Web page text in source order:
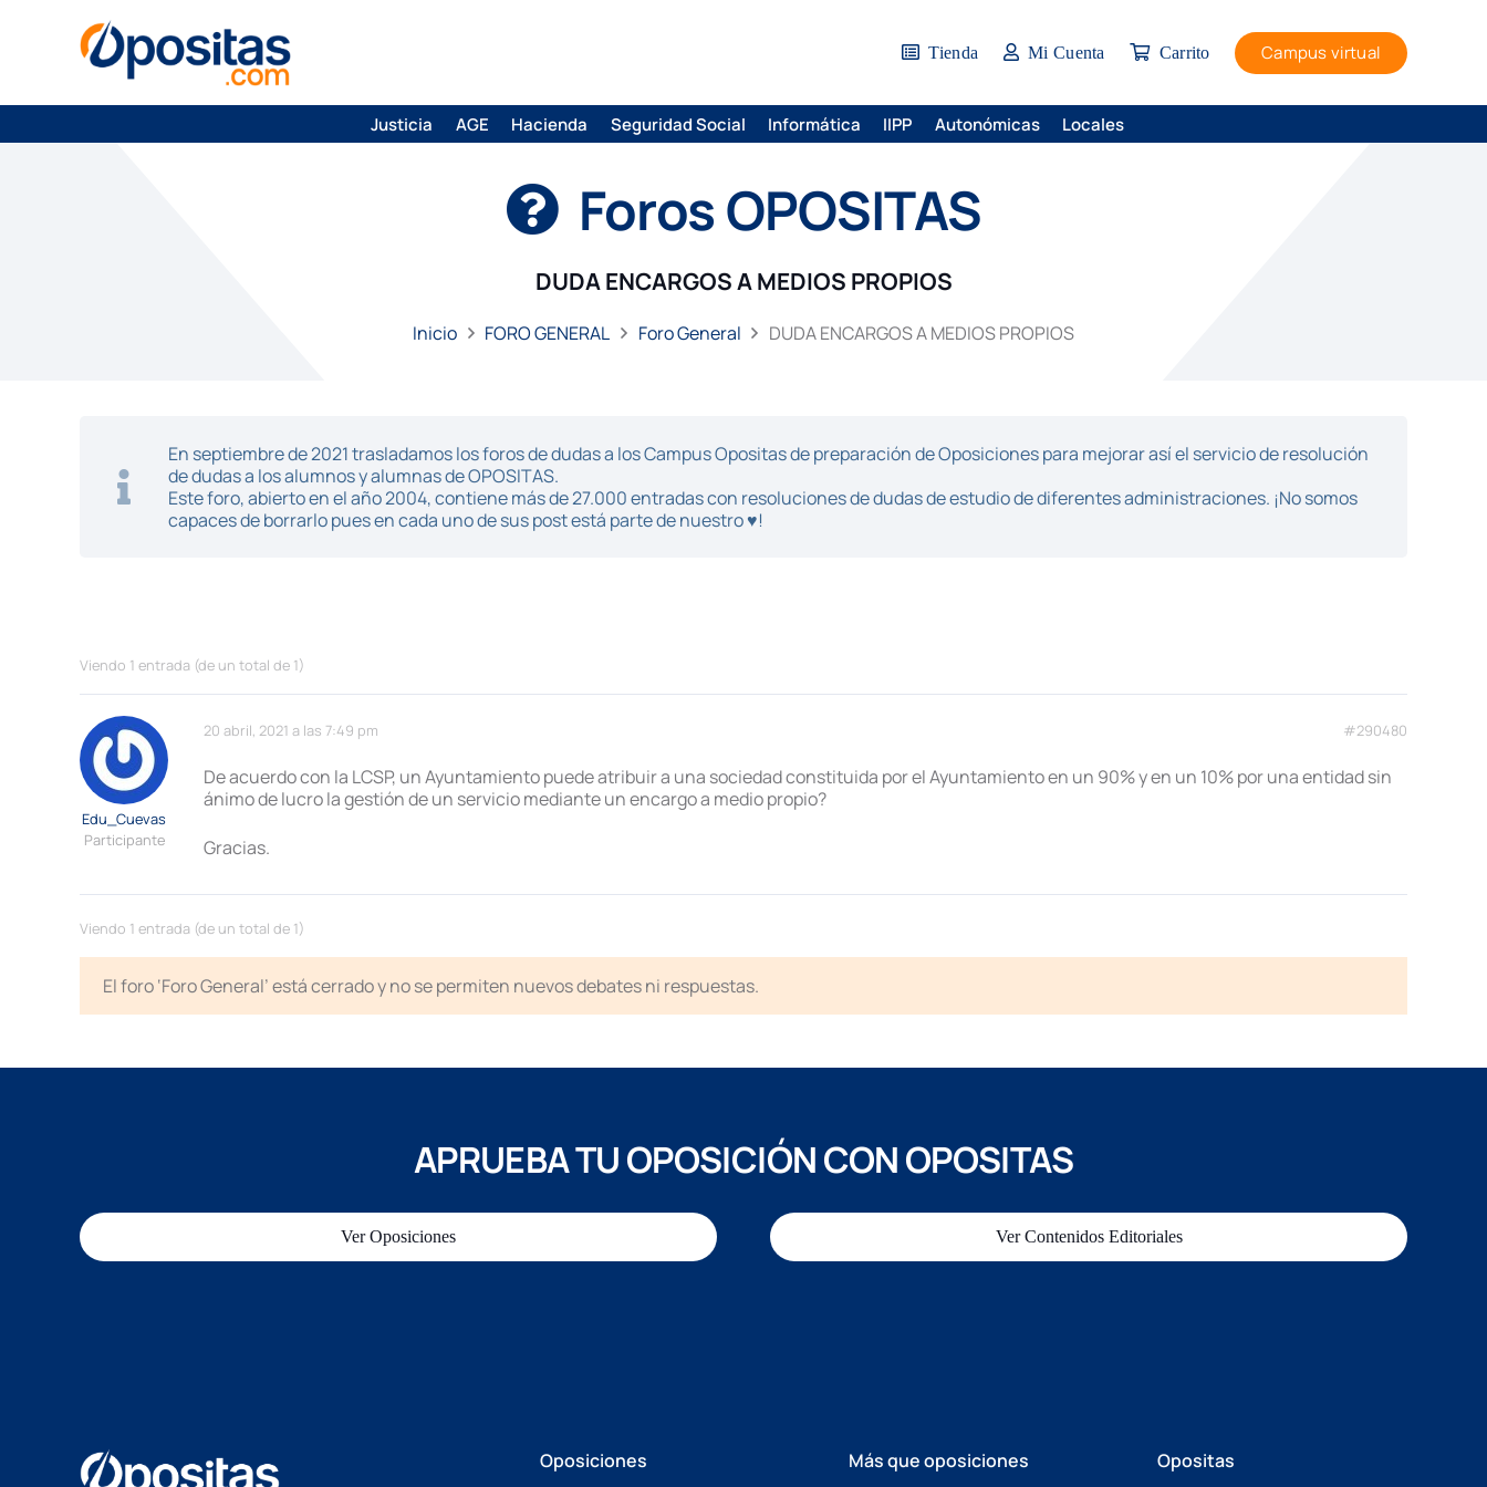
Tienda Mi Cuenta Carrito Campus virtual
Justicia AGE Hacienda Seguridad Social Informática IIPP Autonómicas Locales
Foros OPOSITAS
DUDA ENCARGOS A MEDIOS PROPIOS
Inicio FORO GENERAL Foro General DUDA ENCARGOS A MEDIOS PROPIOS
En septiembre de 2021 trasladamos los foros de dudas a los Campus Opositas de preparación de Oposiciones para mejorar así el servicio de resolución
de dudas a los alumnos y alumnas de OPOSITAS.
Este foro, abierto en el año 2004, contiene más de 27.000 entradas con resoluciones de dudas de estudio de diferentes administraciones. ¡No somos
capaces de borrarlo pues en cada uno de sus post está parte de nuestro ♥!
Viendo 1 entrada (de un total de 1)
20 abril, 2021 a las 7:49 pm #290480
Edu_Cuevas
Participante
De acuerdo con la LCSP, un Ayuntamiento puede atribuir a una sociedad constituida por el Ayuntamiento en un 90% y en un 10% por una entidad sin
ánimo de lucro la gestión de un servicio mediante un encargo a medio propio?
Gracias.
Viendo 1 entrada (de un total de 1)
El foro ‘Foro General’ está cerrado y no se permiten nuevos debates ni respuestas.
APRUEBA TU OPOSICIÓN CON OPOSITAS
Ver Oposiciones Ver Contenidos Editoriales
Oposiciones Más que oposiciones Opositas